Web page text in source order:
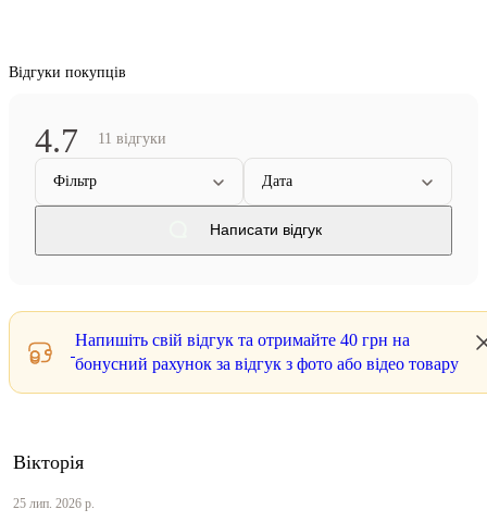
Відгуки покупців
4.7 11 відгуки
Фільтр Дата
Написати відгук
Напишіть свій відгук та отримайте 40 грн на
бонусний рахунок за відгук з фото або відео товару
Вікторія
25 лип. 2026 р.